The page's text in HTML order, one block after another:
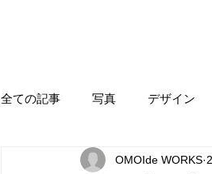
全ての記事 写真 デザイン
OMOIde WORKS